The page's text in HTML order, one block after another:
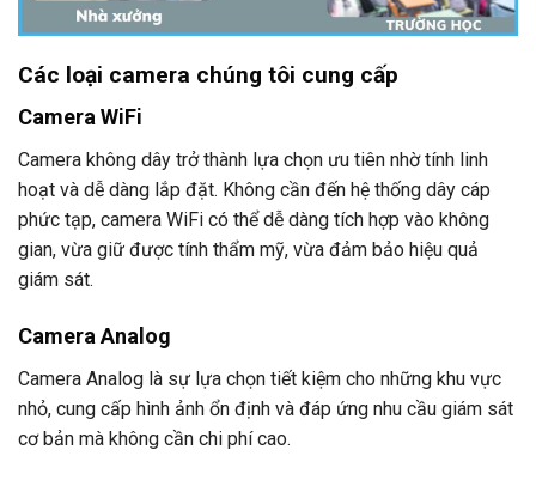
Các loại camera chúng tôi cung cấp
Camera WiFi
Camera không dây trở thành lựa chọn ưu tiên nhờ tính linh
hoạt và dễ dàng lắp đặt. Không cần đến hệ thống dây cáp
phức tạp, camera WiFi có thể dễ dàng tích hợp vào không
gian, vừa giữ được tính thẩm mỹ, vừa đảm bảo hiệu quả
giám sát.
Camera Analog
Camera Analog là sự lựa chọn tiết kiệm cho những khu vực
nhỏ, cung cấp hình ảnh ổn định và đáp ứng nhu cầu giám sát
cơ bản mà không cần chi phí cao.